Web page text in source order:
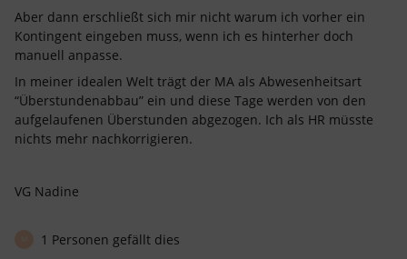
Aber dann erschließt sich mir nicht warum ich vorher ein
Kontingent eingeben muss, wenn ich es hinterher doch
manuell anpasse.
In meiner idealen Welt trägt der MA als Abwesenheitsart
“Überstundenabbau” ein und diese Tage werden von den
aufgelaufenen Überstunden abgezogen. Ich als HR müsste
nichts mehr nachkorrigieren.
VG Nadine
1 Personen gefällt dies